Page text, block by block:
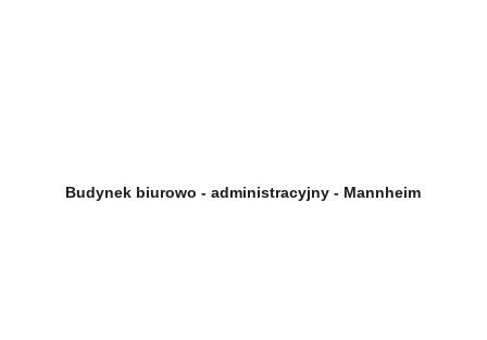
Budynek biurowo - administracyjny - Mannheim